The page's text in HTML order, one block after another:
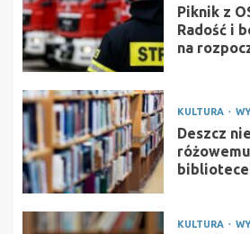
Piknik z
Radość i
na
KULTURA
Deszcz
KULTURA